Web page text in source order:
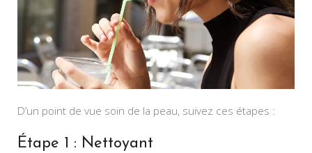
D’un point de vue soin de la peau, suivez ces étapes :
Étape 1 : Nettoyant